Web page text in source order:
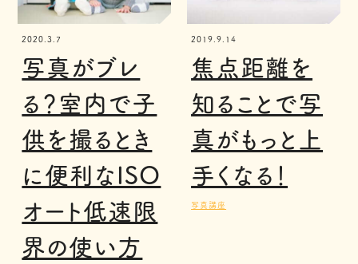
2020.3.7
写真がブレ
る？室内で子
供を撮るとき
に便利なISO
オート低速限
界の使い方
2019.9.14
焦点距離を
知ることで写
真がもっと上
手くなる！
写真講座